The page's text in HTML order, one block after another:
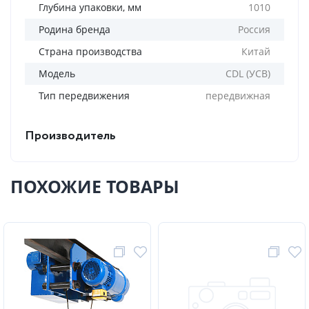
Глубина упаковки, мм
1010
Родина бренда
Россия
Страна производства
Китай
Модель
CDL (УСВ)
Тип передвижения
передвижная
Производитель
ПОХОЖИЕ ТОВАРЫ